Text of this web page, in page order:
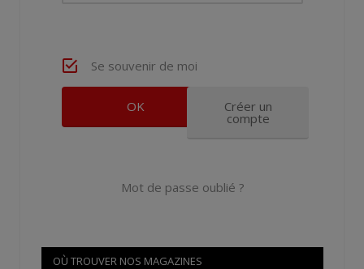
Se souvenir de moi
Créer un
compte
Mot de passe oublié ?
OÙ TROUVER NOS MAGAZINES